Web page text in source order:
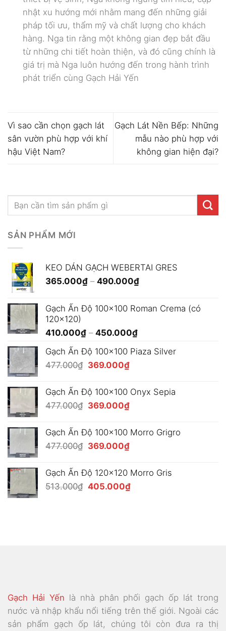
nhật xu hướng mới nhằm mang đến những giải
pháp tối ưu, thẩm mỹ và chất lượng cho khách
hàng. Nga tin rằng một không gian đẹp bắt đầu
từ những chi tiết hoàn thiện, và đó cũng chính là
giá trị mà Nga luôn hướng đến trong hành trình
phát triển cùng Gạch Hải Yến
Vì sao cần chọn gạch lát
sân vườn phù hợp với khí
hậu Việt Nam?
Gạch Lát Nền Bếp: Những
mẫu nào phù hợp với
không gian hiện đại?
SẢN PHẨM MỚI
KEO DÁN GẠCH WEBERTAI GRES
365.000₫ – 490.000₫Khoảng
365.000₫
Gạch Ấn Độ 100x100 Roman Crema (có
120x120)
410.000₫ – 450.000₫Khoảng
từ
450.000₫
Gạch Ấn Độ 100x100 Piaza Silver
477.000₫ Giá
là:
477.000₫.
369.000₫Giá
tại
là:
Gạch Ấn Độ 100x100 Onyx Sepia
477.000₫ Giá
là:
477.000₫.
369.000₫Giá
tại
là:
Gạch Ấn Độ 100x100 Morro Grigro
477.000₫ Giá
là:
477.000₫.
369.000₫Giá
tại
là:
369.000₫.
Gạch Ấn Độ 120x120 Morro Gris
513.000₫ Giá
405.000₫Giá
Gạch Hải Yến là nhà phân phối gạch ốp lát trong
nước và nhập khẩu nổi tiếng trên thế giới. Ngoài các
sản phẩm gạch ốp lát, chúng tôi còn đưa ra thị